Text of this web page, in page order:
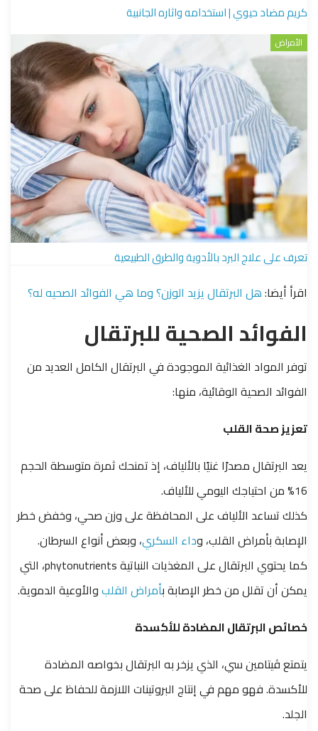
كريم مضاد حيوي | استخدامه واثاره الجانبية
الأمراض
تعرف على علاج البرد بالأدوية والطرق الطبيعية
اقرأ أيضا:هل البرتقال يزيد الوزن؟ وما هي الفوائد الصحيه له؟
الفوائد الصحية للبرتقال
توفر المواد الغذائية الموجودة في البرتقال الكامل العديد من
الفوائد الصحية الوقائية، منها:
تعزيز صحة القلب
يعد البرتقال مصدرًا غنيًا بالألياف، إذ تمنحك ثمرة متوسطة الحجم
16% من احتياجك اليومي للألياف.
كذلك تساعد الألياف على المحافظة على وزن صحي، وخفض خطر
الإصابة بأمراض القلب، وداء السكري، وبعض أنواع السرطان.
كما يحتوي البرتقال على المغذيات النباتية phytonutrients، التي
يمكن أن تقلل من خطر الإصابة بأمراض القلبوالأوعية الدموية.
خصائص البرتقال المضادة للأكسدة
يتمتع ڤيتامين سي، الذي يزخر به البرتقال بخواصه المضادة
للأكسدة. فهو مهم في إنتاج البروتينات اللازمة للحفاظ على صحة
الجلد.